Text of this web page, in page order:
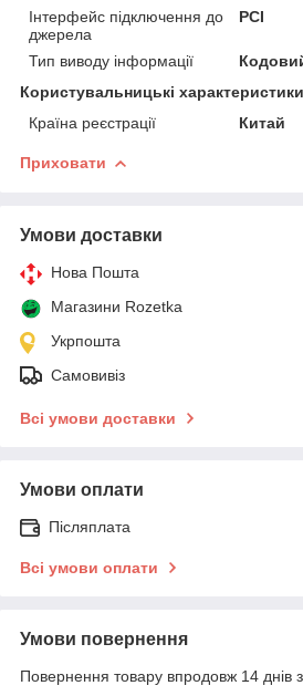
Інтерфейс підключення до
джерела
PCI
Тип виводу інформації
Користувальницькі характеристики
Країна реєстрації
Китай
Приховати
Умови доставки
Нова Пошта
Магазини Rozetka
Укрпошта
Самовивіз
Всі умови доставки
Умови оплати
Післяплата
Всі умови оплати
Умови повернення
Повернення товару впродовж 14 днів